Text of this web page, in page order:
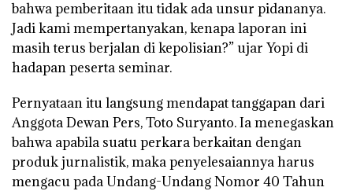
bahwa pemberitaan itu tidak ada unsur pidananya.
Jadi kami mempertanyakan, kenapa laporan ini
masih terus berjalan di kepolisian?” ujar Yopi di
hadapan peserta seminar.
Pernyataan itu langsung mendapat tanggapan dari
Anggota Dewan Pers, Toto Suryanto. Ia menegaskan
bahwa apabila suatu perkara berkaitan dengan
produk jurnalistik, maka penyelesaiannya harus
mengacu pada Undang-Undang Nomor 40 Tahun